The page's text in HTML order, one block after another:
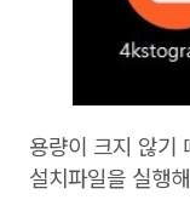
용량이 크지 않기
설치파일을 실행